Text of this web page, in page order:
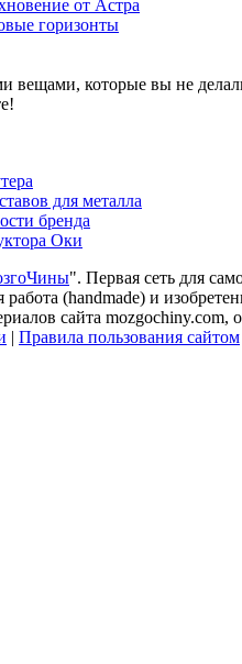
от Астра
горизонты
вещами, которые вы не
для металла
бренда
Оки
". Первая сеть для
работа (handmade) и
сайта mozgochiny.com,
| Правила пользования сайтом